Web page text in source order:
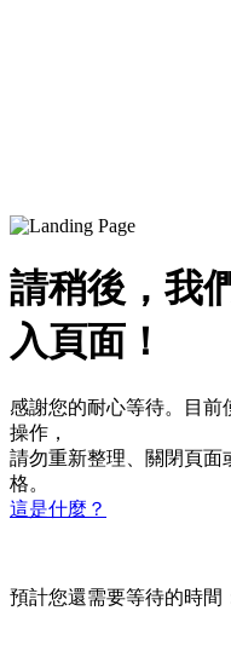
請稍後，我
入頁面！
感謝您的耐心等待。目前
操作，
請勿重新整理、關閉頁面
格。
這是什麼？
預計您還需要等待的時間